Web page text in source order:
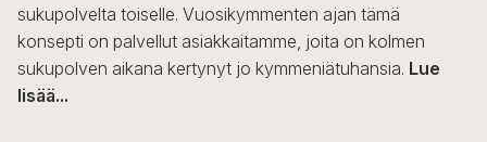
sukupolvelta toiselle. Vuosikymmenten ajan tämä
konsepti on palvellut asiakkaitamme, joita on kolmen
sukupolven aikana kertynyt jo kymmeniätuhansia. Lue
lisää...